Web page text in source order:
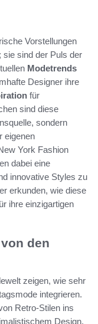
Vorstellungen
sie sind der Puls der
Modetrends
Designer ihre
für
sind diese
sondern
eigenen
York Fashion
dabei eine
innovative Styles zu
erkunden, wie diese
ihre einzigartigen
den
zeigen, wie sehr
integrieren.
Retro-Stilen ins
Design,